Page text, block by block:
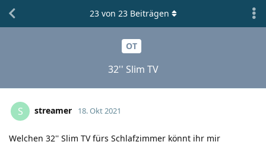
OT
32'' Slim TV
23von 23Beiträgen
S streamer 18. Okt 2021
Welchen 32'' Slim TV fürs Schlafzimmer könnt ihr mir